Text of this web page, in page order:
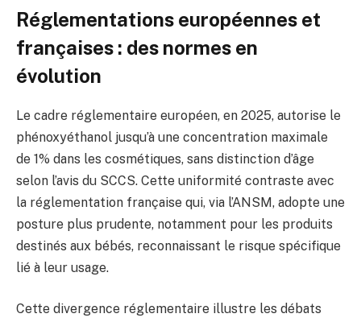
Réglementations européennes et
françaises : des normes en
évolution
Le cadre réglementaire européen, en 2025, autorise le
phénoxyéthanol jusqu’à une concentration maximale
de 1% dans les cosmétiques, sans distinction d’âge
selon l’avis du SCCS. Cette uniformité contraste avec
la réglementation française qui, via l’ANSM, adopte une
posture plus prudente, notamment pour les produits
destinés aux bébés, reconnaissant le risque spécifique
lié à leur usage.
Cette divergence réglementaire illustre les débats